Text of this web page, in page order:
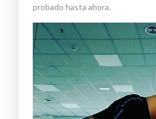
probado hasta ahora.